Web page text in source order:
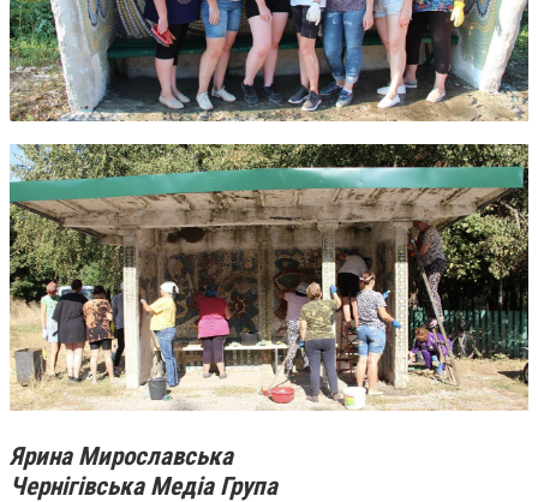
Ярина Мирославська
Чернігівська Медіа Група